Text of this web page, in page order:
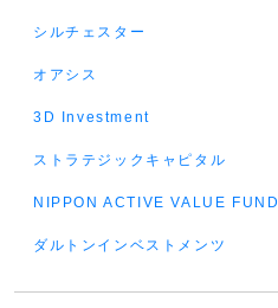
シルチェスター
オアシス
3D Investment
ストラテジックキャピタル
NIPPON ACTIVE VALUE FUND
ダルトンインベストメンツ